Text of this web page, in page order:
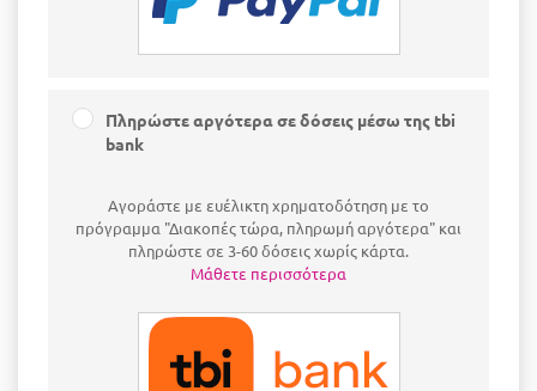
Πληρώστε αργότερα σε δόσεις μέσω της tbi
bank
Αγοράστε με ευέλικτη χρηματοδότηση με το
πρόγραμμα "Διακοπές τώρα, πληρωμή αργότερα" και
πληρώστε σε 3-60 δόσεις χωρίς κάρτα.
Μάθετε περισσότερα